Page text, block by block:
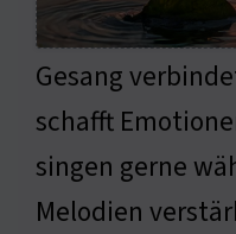
Gesang
schafft
singen gerne
Melodien